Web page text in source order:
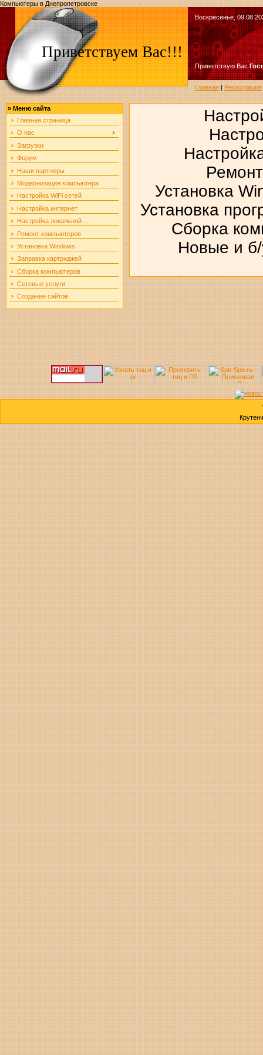
Компьютеры в Днепропетровске
Приветствуем Вас!!!
Воскресенье,
Приветствую Вас
Главная|Регистрация
» Меню сайта
Главная страница
О нас
Загрузки
Форум
Наши партнеры
Модернизация компьютера
Настройка WiFi сетей
Настройка интернет
Настройка локальной ...
Ремонт компьютеров
Установка Windows
Заправка картриджей
Сборка компьютеров
Сетевые услуги
Создание сайтов
Установка
Установка
Сборка
Новые и